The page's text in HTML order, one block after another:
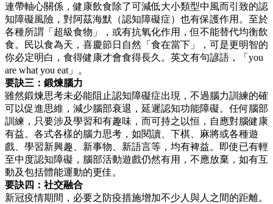
連帶軸心關係，健康飲食除了可減低大小類型中風而引致的認
知障礙風險，對阿茲海默（認知障礙症）也有保護作用。至於
各種所謂「超級食物」，或有抗氧化作用，但不能替代均衡飲
食。民以食為天，喜慶節日自然「食在當下」，可是更明智的
你必定明白，食得健康才會食得長久。英文有句諺語，「you
are what you eat」。
要訣三：鍛煉腦力
雖然鍛煉思考未必能阻止認知障礙症出現，不過腦力訓練的確
可以促進思維，減少腦部衰退，延遲認知功能障礙。任何腦部
訓練，只要涉及學習和有趣味，而可持之以恒，自應對腦健康
有益。各式各樣的腦力思考，如閱讀、下棋、麻將或各種遊
戲、學習新興趣、新事物、新語言等，均有裨益。即使已有輕
至中度認知障礙，腦部活動遊戲仍然有用，不應放棄，如有互
動及包括體能運動的更佳。
要訣四：社交融合
新冠疫情期間，必要之防疫措施增加不少人與人之間的距離。